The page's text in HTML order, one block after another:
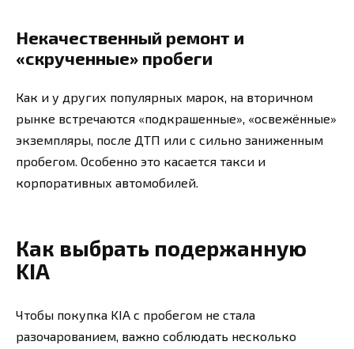
Некачественный ремонт и
«скрученные» пробеги
Как и у других популярных марок, на вторичном
рынке встречаются «подкрашенные», «освежённые»
экземпляры, после ДТП или с сильно заниженным
пробегом. Особенно это касается такси и
корпоративных автомобилей.
Как выбрать подержанную
KIA
Чтобы покупка KIA с пробегом не стала
разочарованием, важно соблюдать несколько